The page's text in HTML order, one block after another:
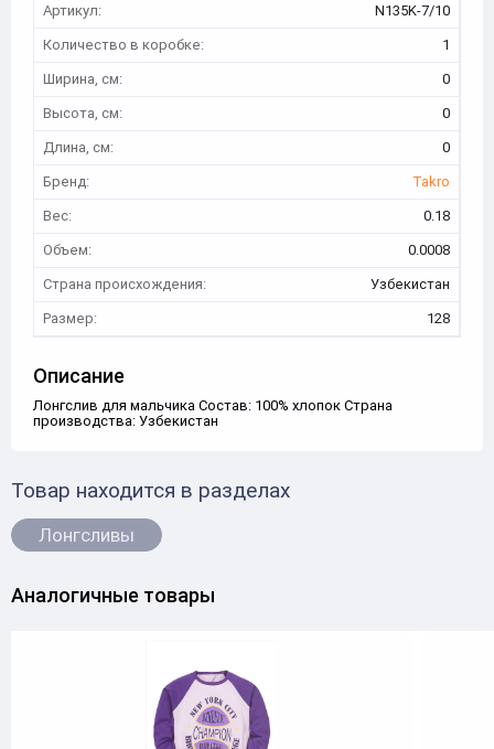
Артикул:
N135K-7/10
Количество в коробке:
1
Ширина, см:
0
Высота, см:
0
Длина, см:
0
Бренд:
Takro
Вес:
0.18
Объем:
0.0008
Страна происхождения:
Узбекистан
Размер:
128
Описание
Лонгслив для мальчика Состав: 100% хлопок Страна
производства: Узбекистан
Товар находится в разделах
Лонгсливы
Аналогичные товары